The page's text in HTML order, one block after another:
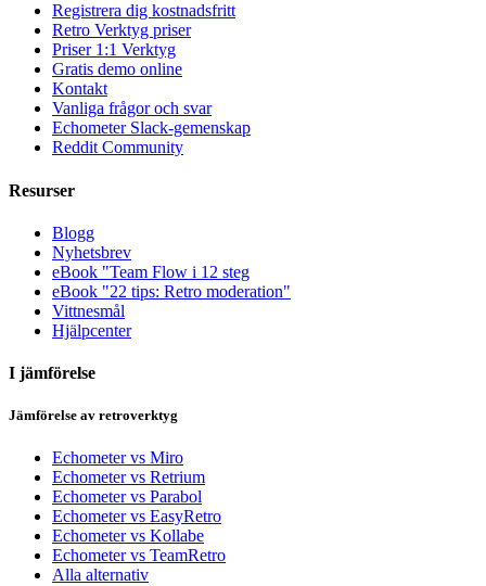
Registrera dig kostnadsfritt
Retro Verktyg priser
Priser 1:1 Verktyg
Gratis demo online
Kontakt
Vanliga frågor och svar
Echometer Slack-gemenskap
Reddit Community
Resurser
Blogg
Nyhetsbrev
eBook "Team Flow i 12 steg
eBook "22 tips: Retro moderation"
Vittnesmål
Hjälpcenter
I jämförelse
Jämförelse av retroverktyg
Echometer vs Miro
Echometer vs Retrium
Echometer vs Parabol
Echometer vs EasyRetro
Echometer vs Kollabe
Echometer vs TeamRetro
Alla alternativ